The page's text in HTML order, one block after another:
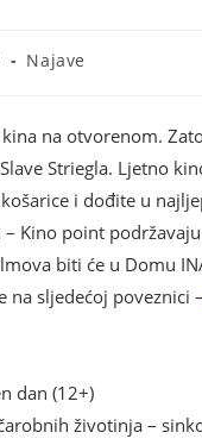
Najave
na otvorenom.
Striegla. Ljetno
i dođite u
Kino point
biti će u Domu
sljedećoj poveznici –
dan (12+)
životinja –